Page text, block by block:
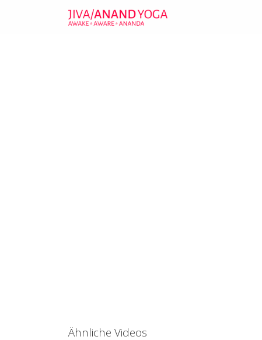
Ähnliche Videos